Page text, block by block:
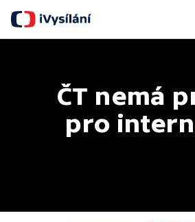
ČT nemá
pro